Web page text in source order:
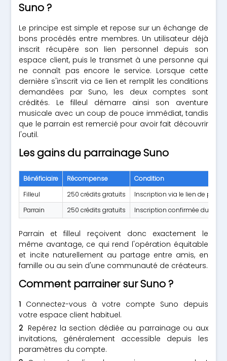
Suno ?
Le principe est simple et repose sur un échange de
bons procédés entre membres. Un utilisateur déjà
inscrit récupère son lien personnel depuis son
espace client, puis le transmet à une personne qui
ne connaît pas encore le service. Lorsque cette
dernière s'inscrit via ce lien et remplit les conditions
demandées par Suno, les deux comptes sont
crédités. Le filleul démarre ainsi son aventure
musicale avec un coup de pouce immédiat, tandis
que le parrain est remercié pour avoir fait découvrir
l'outil.
Les gains du parrainage Suno
Bénéficiaire Récompense
Condition
Filleul
250 crédits gratuits
Inscription via le lien de
Parrain
250 crédits gratuits Inscription confirmée du
Parrain et filleul reçoivent donc exactement le
même avantage, ce qui rend l'opération équitable
et incite naturellement au partage entre amis, en
famille ou au sein d'une communauté de créateurs.
Comment parrainer sur Suno ?
Connectez-vous à votre compte Suno depuis
votre espace client habituel.
Repérez la section dédiée au parrainage ou aux
invitations, généralement accessible depuis les
paramètres du compte.